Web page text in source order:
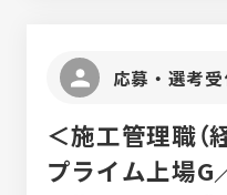
できます。 ≪中長期的に顧客を担当≫ 1社1
す。当社は顧
ており、短期
ありません。
応募・選考受
＜施工管理職
プライム上場